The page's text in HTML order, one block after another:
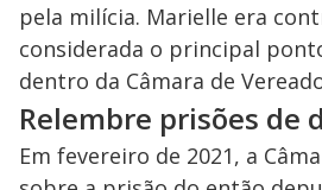
pela milícia. Marielle era
considerada o principal
dentro da Câmara de
Relembre prisões de
Em fevereiro de 2021, a